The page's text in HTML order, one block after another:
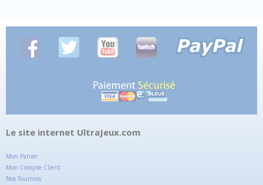
Le site internet UltraJeux.com
Mon Panier
Mon Compte Client
Nos Tournois